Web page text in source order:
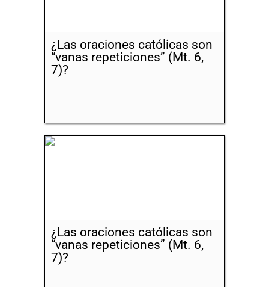
¿Las oraciones católicas son
“vanas repeticiones” (Mt. 6,
7)?
¿Las oraciones católicas son
“vanas repeticiones” (Mt. 6,
7)?